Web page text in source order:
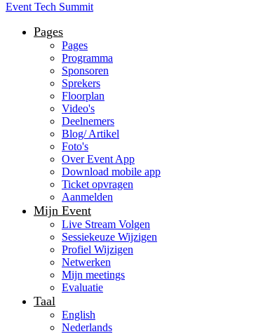
Event Tech Summit
Pages
Pages
Programma
Sponsoren
Sprekers
Floorplan
Video's
Deelnemers
Blog/ Artikel
Foto's
Over Event App
Download mobile app
Ticket opvragen
Aanmelden
Mijn Event
Live Stream Volgen
Sessiekeuze Wijzigen
Profiel Wijzigen
Netwerken
Mijn meetings
Evaluatie
Taal
English
Nederlands